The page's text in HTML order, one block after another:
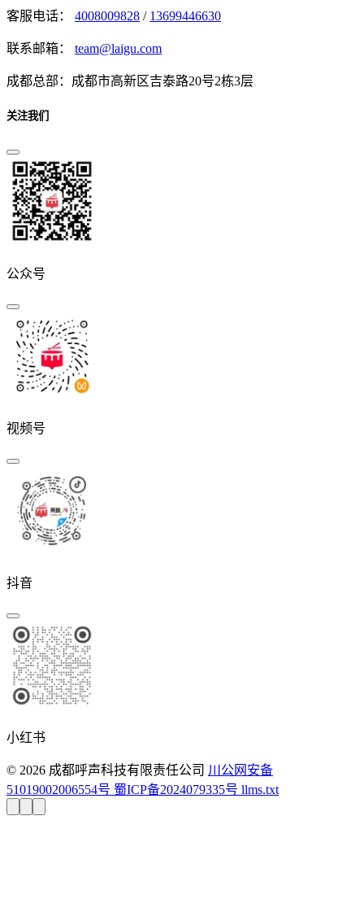
客服电话： 4008009828 / 13699446630
联系邮箱： team@laigu.com
成都总部：成都市高新区吉泰路20号2栋3层
关注我们
公众号
视频号
抖音
小红书
© 2026 成都呼声科技有限责任公司 川公网安备
51019002006554号 蜀ICP备2024079335号 llms.txt